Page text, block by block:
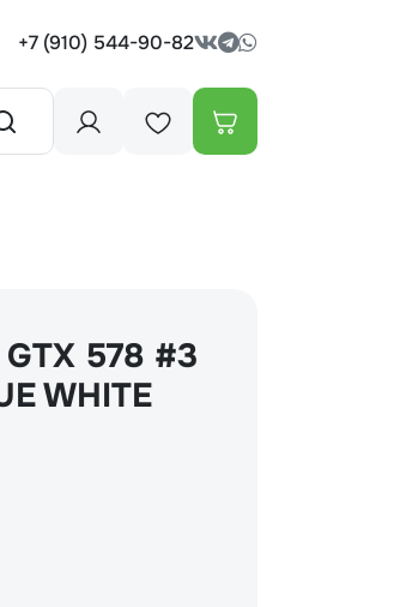
+7 (910) 544-90-82
578 #3
WHITE